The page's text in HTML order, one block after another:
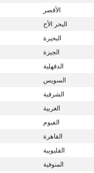
الأقصر
البحر الأح
البحيرة
الجيزة
الدقهلية
السويس
الشرقية
الغربية
الفيوم
القاهرة
القليوبية
المنوفية